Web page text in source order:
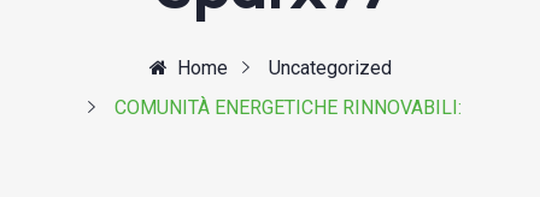
Home
Uncategorized
COMUNITÀ ENERGETICHE RINNOVABILI: